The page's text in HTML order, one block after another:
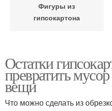
Фигуры из
гипсокартона
гипсокартона
Остатки
превратить
вещи
Что можно сделать из